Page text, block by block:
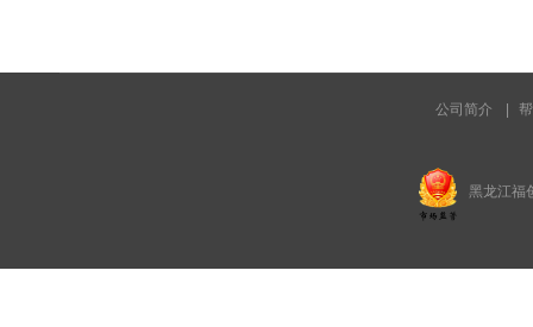
公司简介
黑龙江福